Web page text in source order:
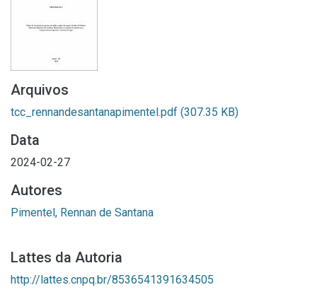
Arquivos
tcc_rennandesantanapimentel.pdf (307.35 KB)
Data
2024-02-27
Autores
Pimentel, Rennan de Santana
Lattes da Autoria
http://lattes.cnpq.br/8536541391634505